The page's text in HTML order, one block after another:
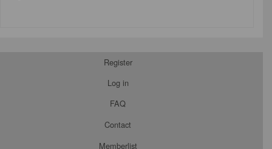
Register
Log in
FAQ
Contact
Memberlist